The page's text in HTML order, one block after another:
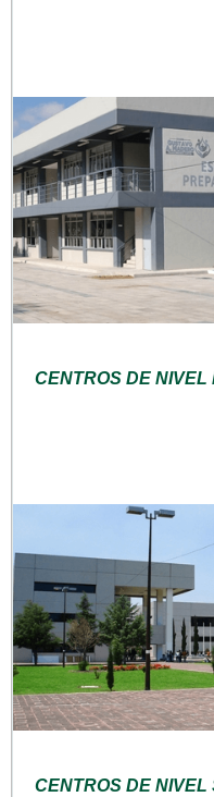
CENTROS DE NIVEL
CENTROS DE NIVEL